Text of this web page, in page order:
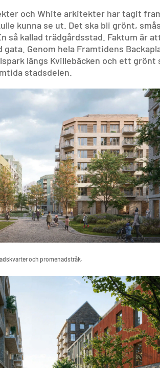
och White arkitekter har tagit
kunna se ut. Det ska bli grönt,
så kallad trädgårdsstad. Faktum är
gata. Genom hela Framtidens
längs Kvillebäcken och ett grönt
stadsdelen.
och promenadstråk.